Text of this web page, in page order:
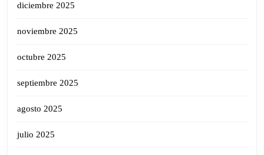
diciembre 2025
noviembre 2025
octubre 2025
septiembre 2025
agosto 2025
julio 2025